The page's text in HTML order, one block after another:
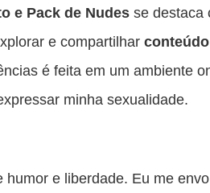
e Pack de Nudes se destaca
e compartilhar
é feita em um ambiente
minha sexualidade.
humor e liberdade. Eu me